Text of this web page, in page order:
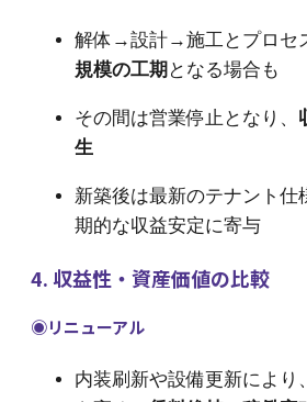
解体→設計→施工とプロセ
規模の工期 となる場合も
その間は営業停止となり、
生
新築後は最新のテナント仕
期的な収益安定に寄与
4. 収益性・資産価値の比較
◉リニューアル
内装刷新や設備更新により